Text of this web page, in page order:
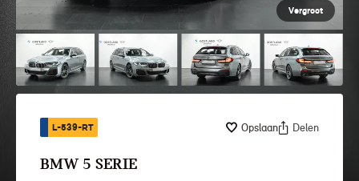
Vergroot
L-539-RT Opslaan Delen
BMW 5 SERIE